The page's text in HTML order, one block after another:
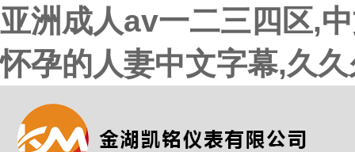
亚洲成人av一二三四区,
怀孕的人妻中文字幕,久